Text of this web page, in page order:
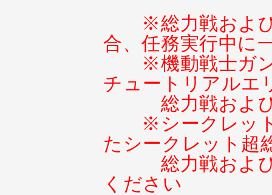
※総力戦およ
合、任務実行中に
※機動戦士ガ
チュートリアルエ
総力戦およ
※シークレッ
たシークレット超
総力戦およ
ください